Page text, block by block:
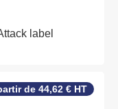
label
de 44,62 € HT